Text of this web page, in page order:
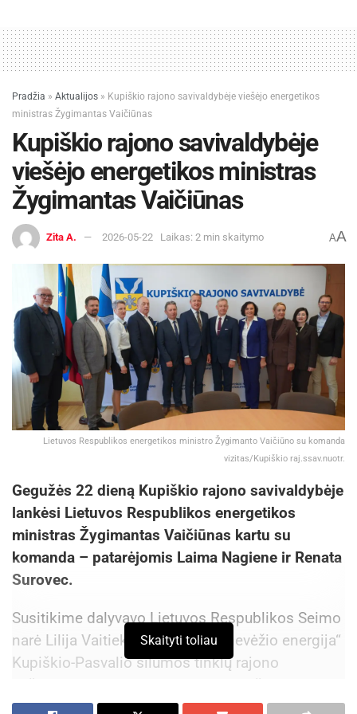
Pradžia » Aktualijos » Kupiškio rajono savivaldybėje viešėjo energetikos
ministras Žygimantas Vaičiūnas
Kupiškio rajono savivaldybėje
viešėjo energetikos ministras
Žygimantas Vaičiūnas
Zita A. 2026-05-22 Laikas: 2 min skaitymo AA
Lietuvos Respublikos energetikos ministro Žygimanto Vaičiūno su komanda
vizitas/Kupiškio raj.ssav.nuotr.
Gegužės 22 dieną Kupiškio rajono savivaldybėje
lankėsi Lietuvos Respublikos energetikos
ministras Žygimantas Vaičiūnas kartu su
komanda – patarėjomis Laima Nagiene ir Renata
Surovec.
Susitikime dalyvavo Lietuvos Respublikos Seimo
narė Lilija Vaitiekūnienė, AB „Panevėžio energija“
Kupiškio-Pasvalio šilumos tinklų rajono
viršininkas Vidas Balakauskas, Kupiškio rajono
savivaldybės meras Algirdas Raslanas,
Skaityti toliau